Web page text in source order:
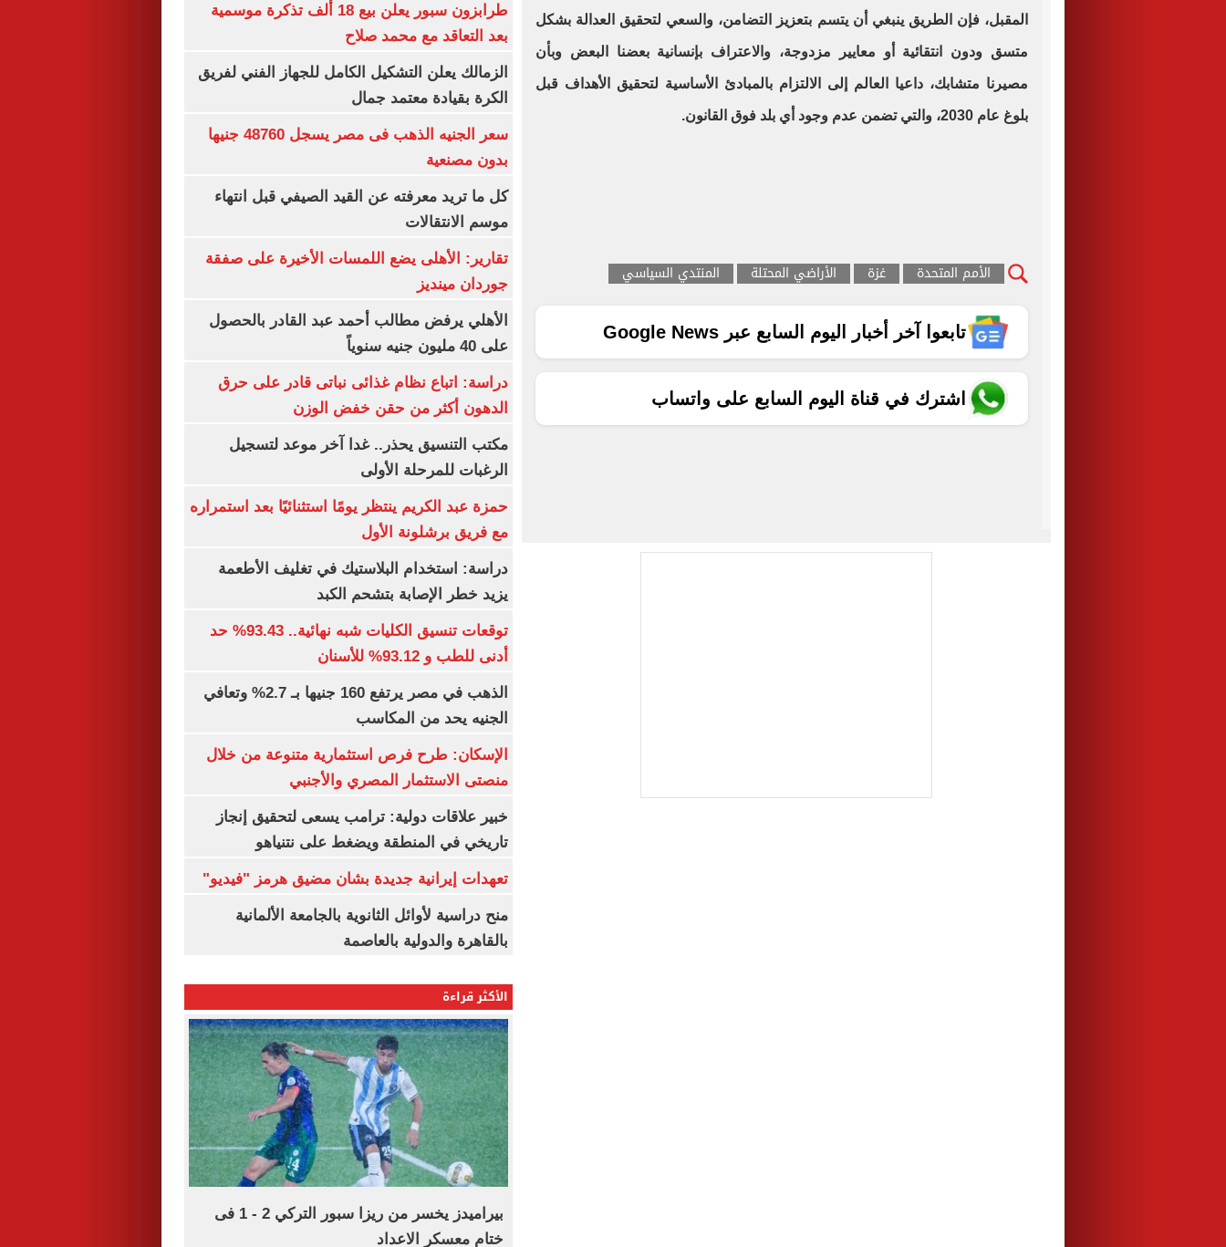
المقبل، فإن الطريق ينبغي أن يتسم بتعزيز التضامن، والسعي لتحقيق العدالة بشكل
متسق ودون انتقائية أو معايير مزدوجة، والاعتراف بإنسانية بعضنا البعض وبأن
مصيرنا متشابك، داعيا العالم إلى الالتزام بالمبادئ الأساسية لتحقيق الأهداف قبل
بلوغ عام 2030، والتي تضمن عدم وجود أي بلد فوق القانون.
الأمم المتحدة غزة الأراضي المحتلة المنتدي السياسي
تابعوا آخر أخبار اليوم السابع عبر Google News
اشترك في قناة اليوم السابع على واتساب
طرابزون سبور يعلن بيع 18 ألف تذكرة موسمية
بعد التعاقد مع محمد صلاح
الزمالك يعلن التشكيل الكامل للجهاز الفني لفريق
الكرة بقيادة معتمد جمال
سعر الجنيه الذهب فى مصر يسجل 48760 جنيها
بدون مصنعية
كل ما تريد معرفته عن القيد الصيفي قبل انتهاء
موسم الانتقالات
تقارير: الأهلى يضع اللمسات الأخيرة على صفقة
جوردان مينديز
الأهلي يرفض مطالب أحمد عبد القادر بالحصول
على 40 مليون جنيه سنوياً
دراسة: اتباع نظام غذائى نباتى قادر على حرق
الدهون أكثر من حقن خفض الوزن
مكتب التنسيق يحذر.. غدا آخر موعد لتسجيل
الرغبات للمرحلة الأولى
حمزة عبد الكريم ينتظر يومًا استثنائيًا بعد استمراره
مع فريق برشلونة الأول
دراسة: استخدام البلاستيك في تغليف الأطعمة
يزيد خطر الإصابة بتشحم الكبد
توقعات تنسيق الكليات شبه نهائية.. 93.43% حد
أدنى للطب و 93.12% للأسنان
الذهب في مصر يرتفع 160 جنيها بـ 2.7% وتعافي
الجنيه يحد من المكاسب
الإسكان: طرح فرص استثمارية متنوعة من خلال
منصتى الاستثمار المصري والأجنبي
خبير علاقات دولية: ترامب يسعى لتحقيق إنجاز
تاريخي في المنطقة ويضغط على نتنياهو
تعهدات إيرانية جديدة بشان مضيق هرمز "فيديو"
منح دراسية لأوائل الثانوية بالجامعة الألمانية
بالقاهرة والدولية بالعاصمة
الأكثر قراءة
بيراميدز يخسر من ريزا سبور التركي 2 - 1 فى
ختام معسكر الاعداد